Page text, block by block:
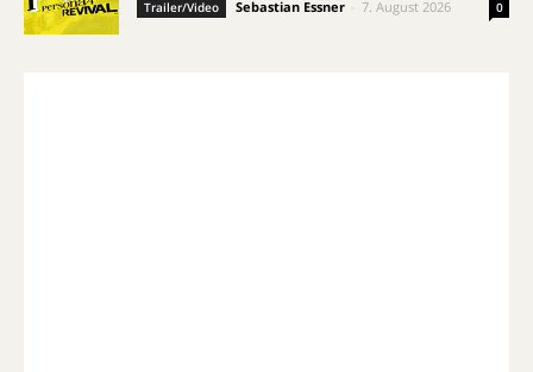
Trailer/Video Sebastian Essner 7. August 2026 0